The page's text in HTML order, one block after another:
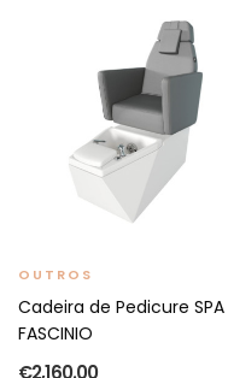
OUTROS
Cadeira de Pedicure SPA
FASCINIO
€2,160.00